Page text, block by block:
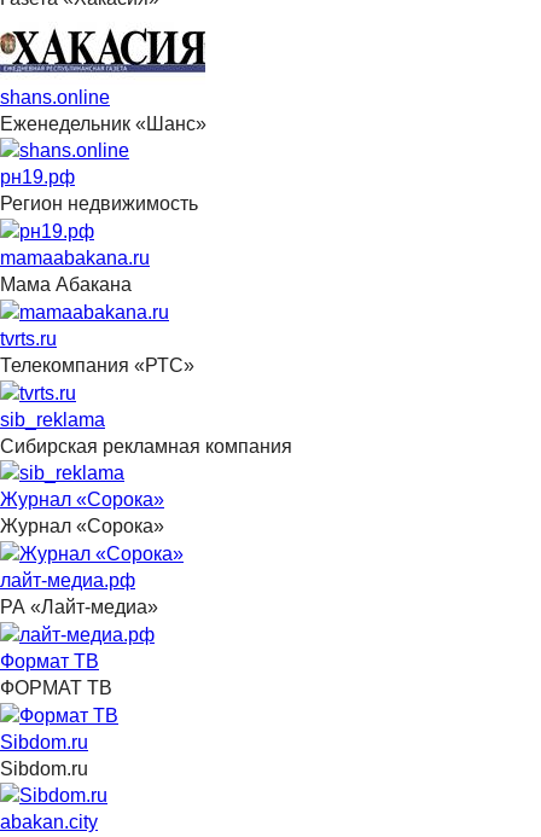
shans.online
Еженедельник «Шанс»
рн19.рф
Регион недвижимость
mamaabakana.ru
Мама Абакана
tvrts.ru
Телекомпания «РТС»
sib_reklama
Сибирская рекламная компания
Журнал «Сорока»
Журнал «Сорока»
лайт-медиа.рф
РА «Лайт-медиа»
Формат ТВ
ФОРМАТ ТВ
Sibdom.ru
Sibdom.ru
abakan.city